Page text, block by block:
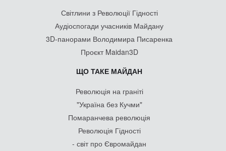
Світлини з Революції Гідності
Аудіоспогади учасників Майдану
3D-панорами Володимира Писаренка
Проєкт Maidan3D
ЩО ТАКЕ МАЙДАН
Революція на граніті
"Україна без Кучми"
Помаранчева революція
Революція Гідності
- світ про Євромайдан